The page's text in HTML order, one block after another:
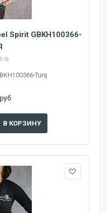
Spirit GBKH100366-
Turq
руб
В КОРЗИНУ